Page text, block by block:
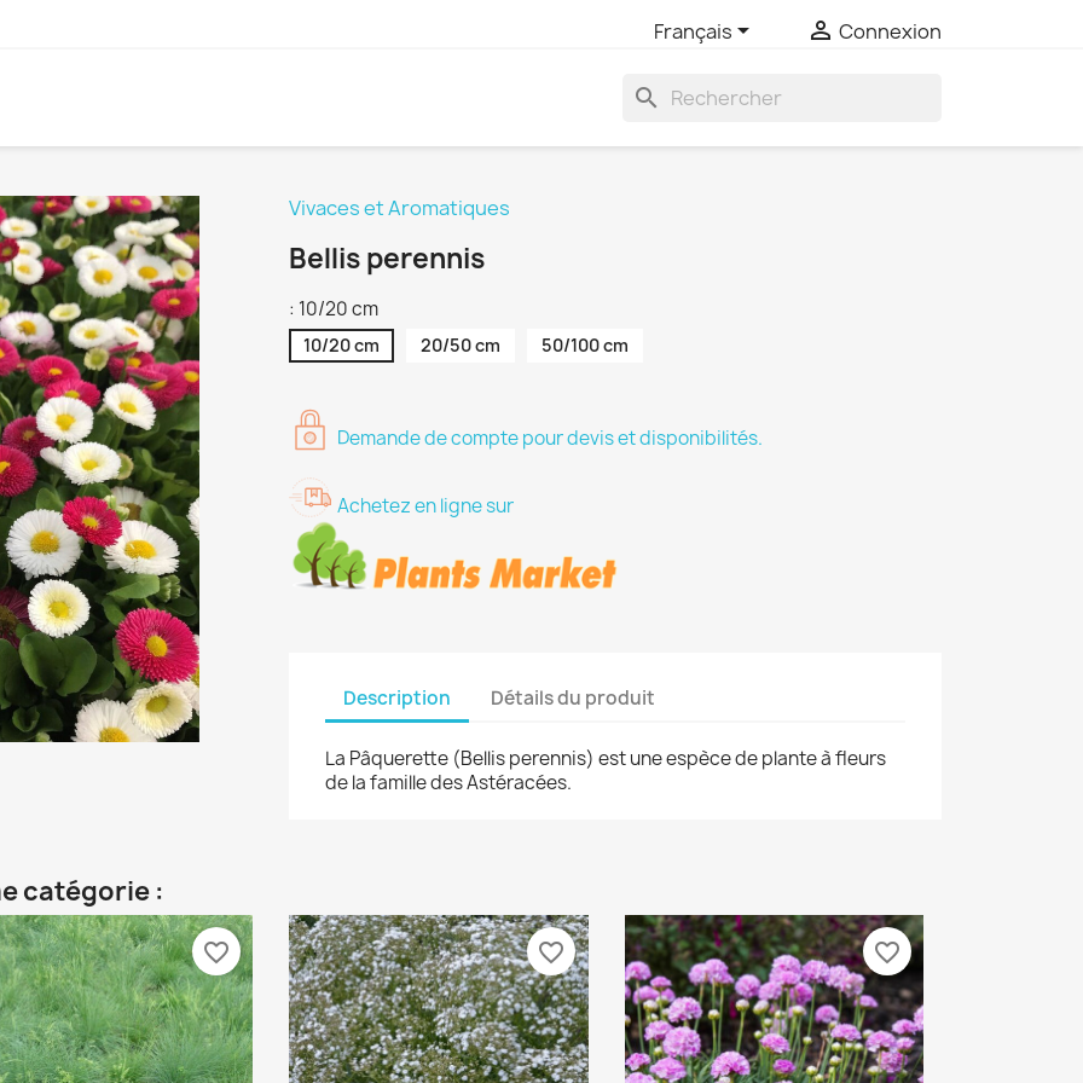
Français  Connexion
search
Vivaces et Aromatiques
Bellis perennis
: 10/20 cm
10/20 cm 20/50 cm 50/100 cm
Demande de compte pour devis et disponibilités.
Achetez en ligne sur
Description Détails du produit
La Pâquerette (Bellis perennis) est une espèce de plante à fleurs
de la famille des Astéracées.
catégorie :
favorite_border favorite_border favorite_border